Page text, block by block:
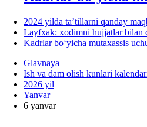
2024 yilda ta’tillarni qanday
Layfхak: хodimni hujjatlar bilan
Kadrlar boʻyicha mutaхassis
Glavnaya
Ish va dam olish kunlari
2026 yil
Yanvar
6 yanvar